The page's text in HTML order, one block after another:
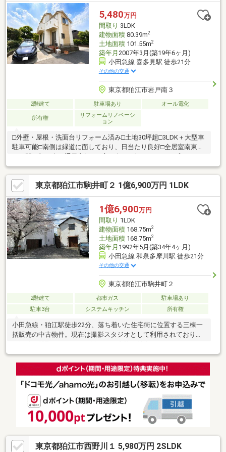
際立つデザインに仕上げられています。耐震性や省エネルギー性
に優れた「長期優良住宅」仕様のためデザイン性だけでなく末永
く安心して住み継げる高い性能も備えています。
5,480万円
間取り 3LDK
建物面積80.39m2
土地面積101.55m2
築年月 2007年3月(築19年6ヶ月)
小田急線 喜多見駅 徒歩21分
その他の交通
東京都狛江市岩戸南３
2階建て 駐車場あり オール電化
所有権
リフォームリノベーシ
ョン
□外壁・屋根・洗面台リフォーム済み□土地30坪超□3LDK＋大型車
駐車可能□南側は緑道に面しており、日当たり良好□全居室南東向
き、開口部も多く通風良好□お庭は人目の気にならないプライベ
ート空間□小田急線「狛江」駅・「喜多見」駅へバス便利用可
（バス停「こまえ苑」徒歩約3分）□バス停「次太夫堀公園前」利
用で、二子玉川駅・成城学園前駅へ快適アクセス。◆区画の綺麗
な閑静住宅街。◆ご見学、ご説明会受付中◆周辺は公園や運動場
もあります♪◆先着申込受付中Always By Your Side ～いつもあ
なたのそばに～株式会社マーベラス 本店 TEL０３－５７９０
－５４１１
東京都狛江市駒井町２ 1億6,900万円 1LDK
1億6,900万円
間取り 1LDK
建物面積168.75m2
土地面積168.75m2
築年月 1992年5月(築34年4ヶ月)
小田急線 和泉多摩川駅 徒歩21分
その他の交通
東京都狛江市駒井町２
2階建て 都市ガス
駐車場あり
駐車3台
システムキッチン 所有権
小田急線・狛江駅徒歩22分、落ち着いた住宅街に位置する三棟一
括販売の中古物件。現在は撮影スタジオとして利用されており、
ィブ用途はもちろん、住居や事業用としての活用も可能。敷地内
には広々とした駐車スペースを確保しており、複数台駐車にも対
応できます。静かな住環境でありながら都心へのアクセスも良
好。投資用・自己利用どちらにもおすすめの物件です。
東京都狛江市西野川１ 5,980万円 2SLDK